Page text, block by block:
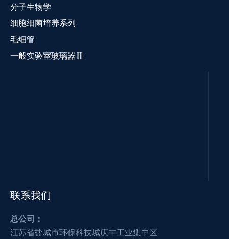
分子生物学
细胞细菌培养系列
毛细管
一般实验室玻璃器皿
联系我们
总公司：
江苏省盐城市环保科技城庆丰工业集中区